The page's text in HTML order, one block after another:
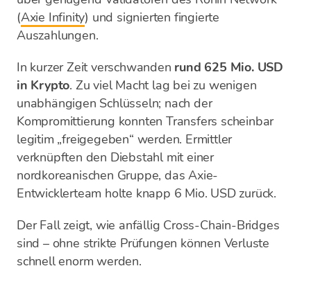
(Axie Infinity) und signierten fingierte
Auszahlungen.
In kurzer Zeit verschwanden rund 625 Mio. USD
in Krypto. Zu viel Macht lag bei zu wenigen
unabhängigen Schlüsseln; nach der
Kompromittierung konnten Transfers scheinbar
legitim „freigegeben“ werden. Ermittler
verknüpften den Diebstahl mit einer
nordkoreanischen Gruppe, das Axie-
Entwicklerteam holte knapp 6 Mio. USD zurück.
Der Fall zeigt, wie anfällig Cross-Chain-Bridges
sind – ohne strikte Prüfungen können Verluste
schnell enorm werden.